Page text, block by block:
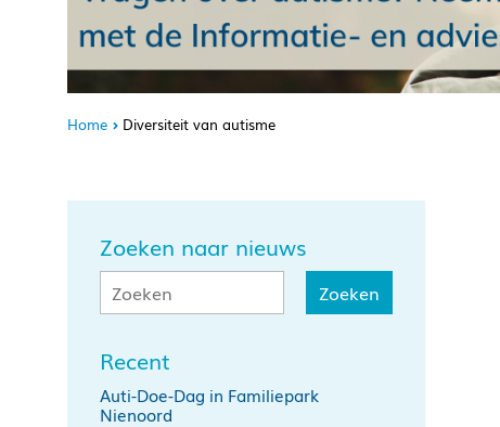
Home Diversiteit van autisme
Zoeken naar nieuws
Recent
Auti-Doe-Dag in Familiepark
Nienoord